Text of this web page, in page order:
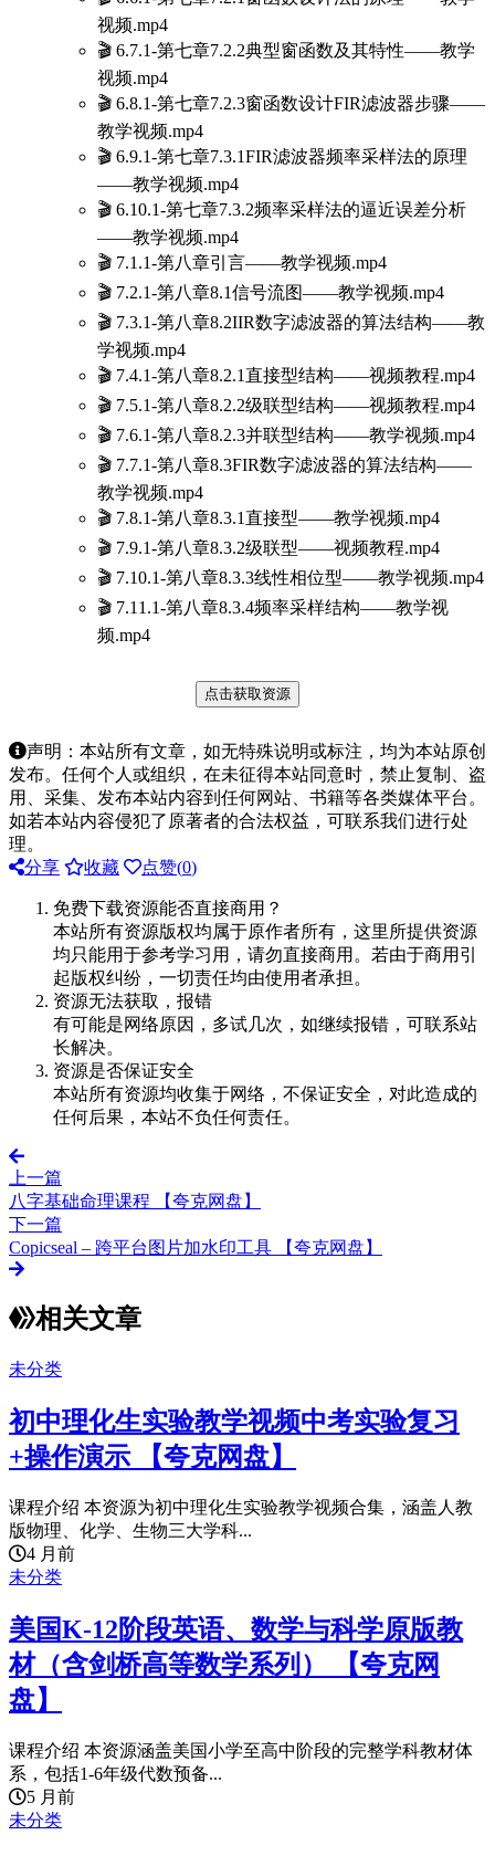
视频.mp4
🎬 6.7.1-第七章7.2.2典型窗函数及其特性——教学
视频.mp4
🎬 6.8.1-第七章7.2.3窗函数设计FIR滤波器步骤——
教学视频.mp4
🎬 6.9.1-第七章7.3.1FIR滤波器频率采样法的原理
——教学视频.mp4
🎬 6.10.1-第七章7.3.2频率采样法的逼近误差分析
——教学视频.mp4
🎬 7.1.1-第八章引言——教学视频.mp4
🎬 7.2.1-第八章8.1信号流图——教学视频.mp4
🎬 7.3.1-第八章8.2IIR数字滤波器的算法结构——教
学视频.mp4
🎬 7.4.1-第八章8.2.1直接型结构——视频教程.mp4
🎬 7.5.1-第八章8.2.2级联型结构——视频教程.mp4
🎬 7.6.1-第八章8.2.3并联型结构——教学视频.mp4
🎬 7.7.1-第八章8.3FIR数字滤波器的算法结构——
教学视频.mp4
🎬 7.8.1-第八章8.3.1直接型——教学视频.mp4
🎬 7.9.1-第八章8.3.2级联型——视频教程.mp4
🎬 7.10.1-第八章8.3.3线性相位型——教学视频.mp4
🎬 7.11.1-第八章8.3.4频率采样结构——教学视
频.mp4
点击获取资源
声明：本站所有文章，如无特殊说明或标注，均为本站原创
发布。任何个人或组织，在未征得本站同意时，禁止复制、盗
用、采集、发布本站内容到任何网站、书籍等各类媒体平台。
如若本站内容侵犯了原著者的合法权益，可联系我们进行处
理。
分享
收藏 点赞(0)
免费下载资源能否直接商用？
本站所有资源版权均属于原作者所有，这里所提供资源
均只能用于参考学习用，请勿直接商用。若由于商用引
起版权纠纷，一切责任均由使用者承担。
资源无法获取，报错
有可能是网络原因，多试几次，如继续报错，可联系站
长解决。
资源是否保证安全
本站所有资源均收集于网络，不保证安全，对此造成的
任何后果，本站不负任何责任。
上一篇
八字基础命理课程 【夸克网盘】
下一篇
Copicseal – 跨平台图片加水印工具 【夸克网盘】
相关文章
未分类
初中理化生实验教学视频中考实验复习
+操作演示 【夸克网盘】
课程介绍 本资源为初中理化生实验教学视频合集，涵盖人教
版物理、化学、生物三大学科...
4 月前
未分类
美国K-12阶段英语、数学与科学原版教
材（含剑桥高等数学系列） 【夸克网
盘】
课程介绍 本资源涵盖美国小学至高中阶段的完整学科教材体
系，包括1-6年级代数预备...
5 月前
未分类